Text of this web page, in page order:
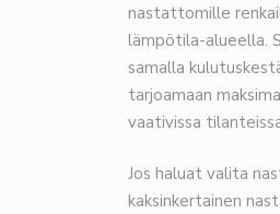
nastattomille
lämpötila-alueella.
samalla
tarjoamaan
vaativissa
Jos haluat valita
kaksinkertainen